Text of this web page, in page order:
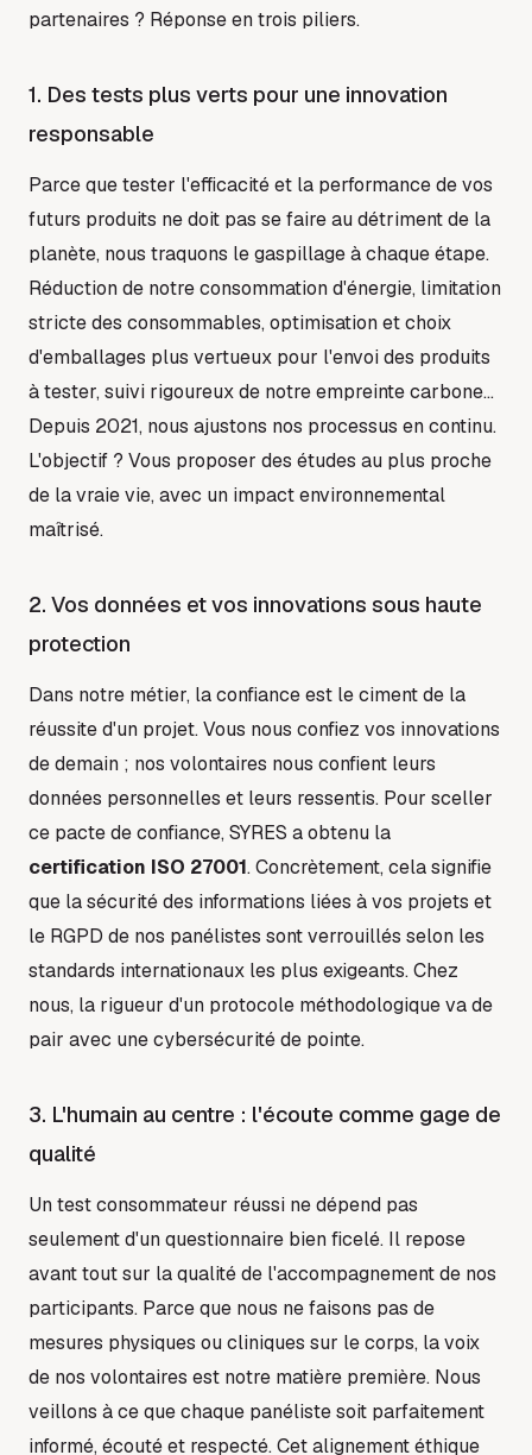
partenaires ? Réponse en trois piliers.
1. Des tests plus verts pour une innovation
responsable
Parce que tester l'efficacité et la performance de vos
futurs produits ne doit pas se faire au détriment de la
planète, nous traquons le gaspillage à chaque étape.
Réduction de notre consommation d'énergie, limitation
stricte des consommables, optimisation et choix
d'emballages plus vertueux pour l'envoi des produits
à tester, suivi rigoureux de notre empreinte carbone...
Depuis 2021, nous ajustons nos processus en continu.
L'objectif ? Vous proposer des études au plus proche
de la vraie vie, avec un impact environnemental
maîtrisé.
2. Vos données et vos innovations sous haute
protection
Dans notre métier, la confiance est le ciment de la
réussite d'un projet. Vous nous confiez vos innovations
de demain ; nos volontaires nous confient leurs
données personnelles et leurs ressentis. Pour sceller
ce pacte de confiance, SYRES a obtenu la
certification ISO 27001. Concrètement, cela signifie
que la sécurité des informations liées à vos projets et
le RGPD de nos panélistes sont verrouillés selon les
standards internationaux les plus exigeants. Chez
nous, la rigueur d'un protocole méthodologique va de
pair avec une cybersécurité de pointe.
3. L'humain au centre : l'écoute comme gage de
qualité
Un test consommateur réussi ne dépend pas
seulement d'un questionnaire bien ficelé. Il repose
avant tout sur la qualité de l'accompagnement de nos
participants. Parce que nous ne faisons pas de
mesures physiques ou cliniques sur le corps, la voix
de nos volontaires est notre matière première. Nous
veillons à ce que chaque panéliste soit parfaitement
informé, écouté et respecté. Cet alignement éthique